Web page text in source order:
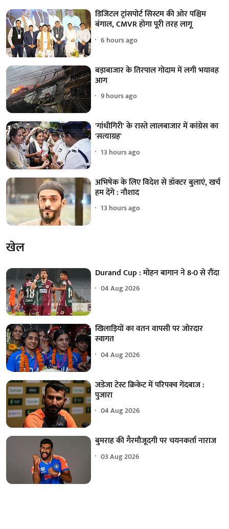
डिजिटल ट्रांसपोर्ट सिस्टम की ओर पश्चिम
बंगाल, CMVR होगा पूरी तरह लागू
6 hours ago
बड़ाबाजार के तिरपाल गोदाम में लगी भयावह
आग
9 hours ago
'गांधीगिरी' के रास्ते लालबाजार में कांग्रेस का
'सत्याग्रह'
13 hours ago
अभिषेक के लिए विदेश से डॉक्टर बुलाएं, खर्च
हम देंगे : नौशाद
13 hours ago
खेल
Durand Cup : मोहन बागान ने 8-0 से रौंदा
04 Aug 2026
खिलाड़ियों का वतन वापसी पर जोरदार
स्वागत
04 Aug 2026
जडेजा टेस्ट क्रिकेट में परिपक्व गेंदबाज :
पुजारा
04 Aug 2026
बुमराह की गैरमौजूदगी पर चयनकर्ता नाराज
03 Aug 2026